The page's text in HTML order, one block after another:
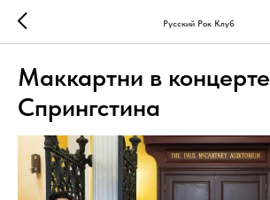
Русский Рок Клуб
Маккартни в концерте
Спрингстина